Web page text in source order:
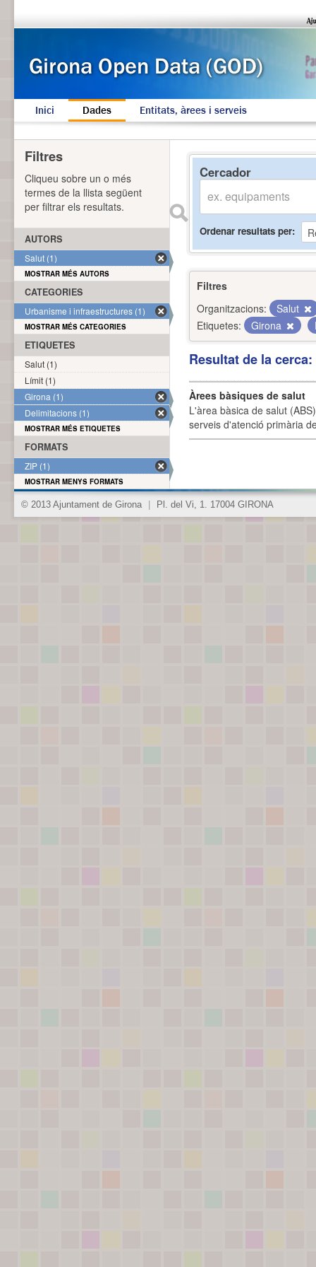
Inici Dades Entitats, àrees i serveis
Cercador
Ordenar resultats per
Filtres
Organitzacions:
Salut
Etiquetes:
Girona
Resultat de la
Àrees bàsiques de salut
L'àrea bàsica de salut
serveis d'atenció primària
Filtres
Cliqueu sobre un o més
termes de la llista següent
per filtrar els resultats.
AUTORS
Salut (1)
MOSTRAR MÉS AUTORS
CATEGORIES
Urbanisme i infraestructures (1)
MOSTRAR MÉS CATEGORIES
ETIQUETES
Salut (1)
Límit (1)
Girona (1)
Delimitacions (1)
MOSTRAR MÉS ETIQUETES
FORMATS
ZIP (1)
MOSTRAR MENYS FORMATS
© 2013 Ajuntament de Girona Pl. del Vi, 1. 17004 GIRONA